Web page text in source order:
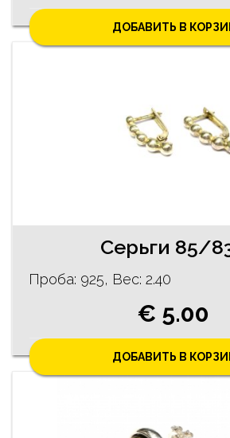
ДОБАВИТЬ В
Cерьги 85/
Проба: 925, Bес: 2.40
€ 5.00
ДОБАВИТЬ В